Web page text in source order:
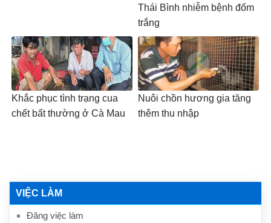
VIỆC LÀM
Đăng việc làm
Thái Bình nhiễm bệnh đốm
trắng
Khắc phục tình trạng cua
chết bất thường ở Cà Mau
Nuôi chồn hương gia tăng
thêm thu nhập